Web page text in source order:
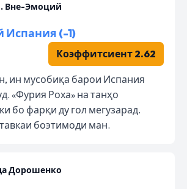
Вне-Эмоций
Испания (-1)
Коэффитсиент 2.62
ин мусобиқа барои Испания
«Фурия Роха» на танҳо
бо фарқи ду гол мегузарад.
боэтимоди ман.
Дорошенко